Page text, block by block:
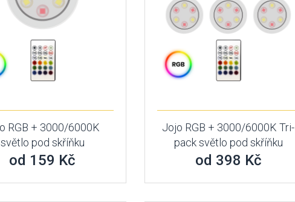
RGB + 3000/6000K
světlo pod skříňku
od 159 Kč
Jojo RGB + 3000/6000K Tri-
pack světlo pod skříňku
od 398 Kč